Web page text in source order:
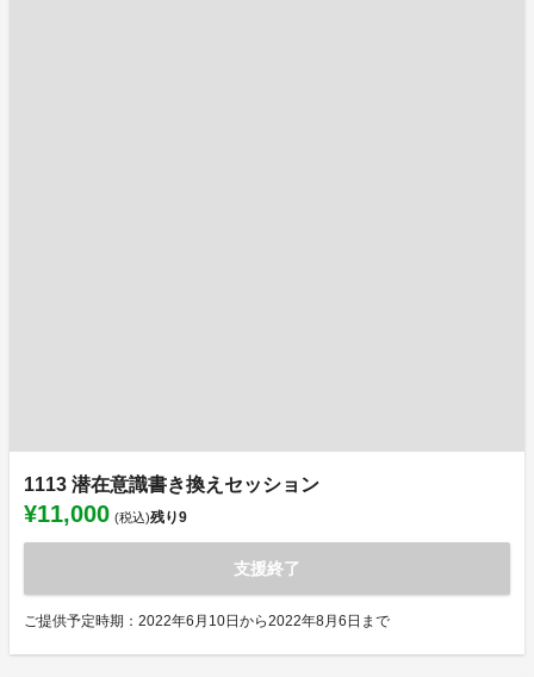
1113 潜在意識書き換えセッション
¥11,000 (税込)残り9
支援終了
ご提供予定時期：2022年6月10日から2022年8月6日まで